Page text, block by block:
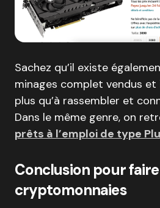
Sachez qu’il existe
minages complet vendus et
plus qu’à rassembler et
Dans le même genre, on
prêts à l’emploi de type
Conclusion pour
cryptomonnaies